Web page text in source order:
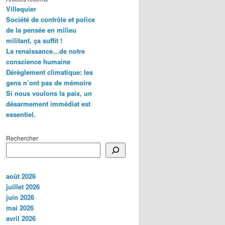
Villequier
Société de contrôle et police
de la pensée en milieu
militant, ça suffit !
La renaissance…de notre
conscience humaine
Dérèglement climatique: les
gens n’ont pas de mémoire
Si nous voulons la paix, un
désarmement immédiat est
essentiel.
Rechercher
août 2026
juillet 2026
juin 2026
mai 2026
avril 2026